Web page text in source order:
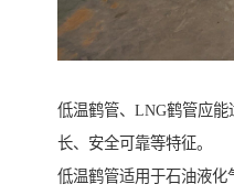
低温鹤管、LNG鹤管应
长、安全可靠等特征。
低温鹤管适用于石油液化